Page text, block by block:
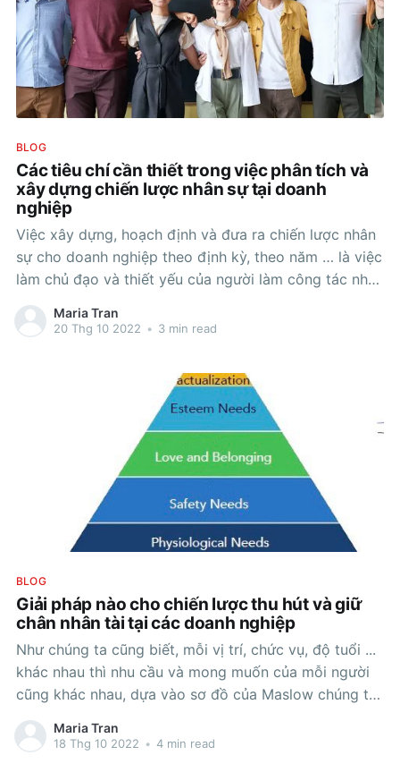
BLOG
Các tiêu chí cần thiết trong việc phân tích và
xây dựng chiến lược nhân sự tại doanh
nghiệp
Việc xây dựng, hoạch định và đưa ra chiến lược nhân
sự cho doanh nghiệp theo định kỳ, theo năm … là việc
làm chủ đạo và thiết yếu của người làm công tác nhân
sự. Giữa muôn vàn các yếu tố liên quan đến con
người, vừa cân bằng lợi
Maria Tran
20 Thg 10 2022 • 3 min read
BLOG
Giải pháp nào cho chiến lược thu hút và giữ
chân nhân tài tại các doanh nghiệp
Như chúng ta cũng biết, mỗi vị trí, chức vụ, độ tuổi ...
khác nhau thì nhu cầu và mong muốn của mỗi người
cũng khác nhau, dựa vào sơ đồ của Maslow chúng ta
có thể thấy rõ nhu cầu ngày càng thay đổi, ban đầu
về cơ bản con
Maria Tran
18 Thg 10 2022 • 4 min read